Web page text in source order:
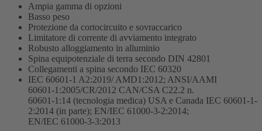
Ampia gamma di opzioni
Basso peso
Protezione da cortocircuito e sovraccarico
Limitatore di corrente di avviamento integrato
Robusto alloggiamento in alluminio
Spina equipotenziale di terra secondo DIN 42801
Collegamenti a spina secondo IEC 60320
IEC 60601-1 A2:2019/ AMD1:2012; ANSI/AAMI
60601-1:2005/CR/2012 CAN/CSA C22.2 n.
60601-1:14 (tecnologia medica) USA e Canada IEC 60601-1-
2:2014 (in parte); EN/IEC 61000-3-2:2014;
EN/IEC 61000-3-3:2013